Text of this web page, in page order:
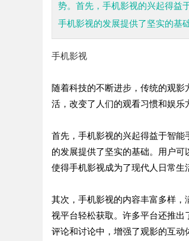
势。首先，手机影视的兴起得益
手机影视的发展提供了坚实的基
手机影视
随着科技的不断进步，传统的观
活，改变了人们的观看习惯和娱乐
首先，手机影视的兴起得益于智
的发展提供了坚实的基础。用户
使得手机影视成为了现代人日常生
其次，手机影视的内容丰富多样
视平台轻松获取。许多平台还推出
评论和讨论中，增强了观影的互动